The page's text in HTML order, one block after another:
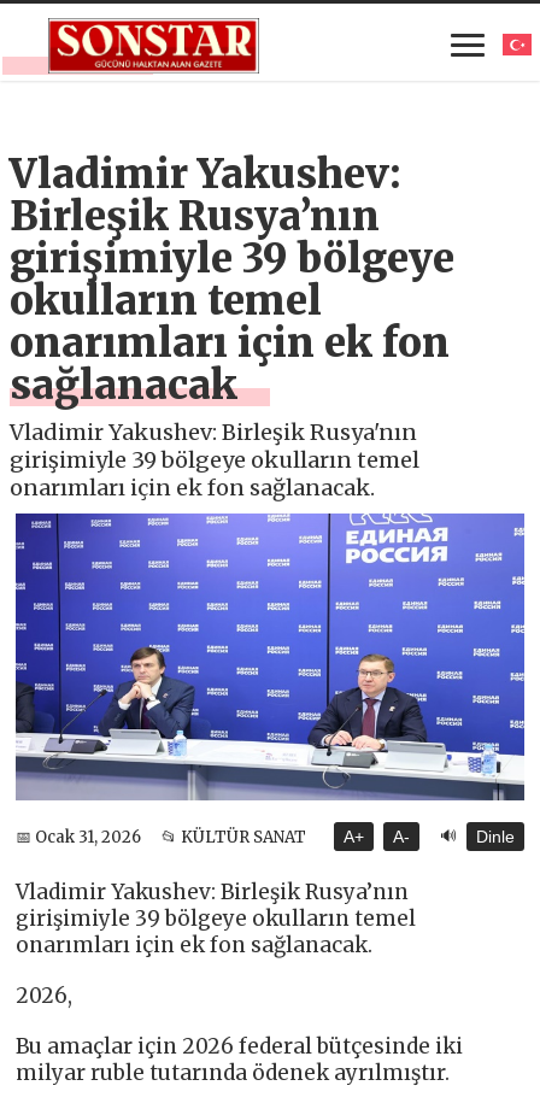
Vladimir Yakushev:
Birleşik Rusya’nın
girişimiyle 39 bölgeye
okulların temel
onarımları için ek fon
sağlanacak
Vladimir Yakushev: Birleşik Rusya'nın
girişimiyle 39 bölgeye okulların temel
onarımları için ek fon sağlanacak.
📅 Ocak 31, 2026 📂 KÜLTÜR SANAT A+ A- 🔊 Dinle
Vladimir Yakushev: Birleşik Rusya’nın
girişimiyle 39 bölgeye okulların temel
onarımları için ek fon sağlanacak.
2026,
Bu amaçlar için 2026 federal bütçesinde iki
milyar ruble tutarında ödenek ayrılmıştır.